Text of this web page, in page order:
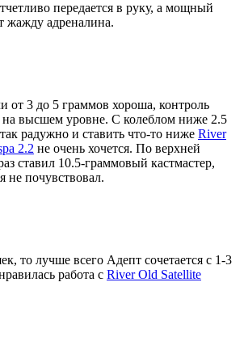
передается в руку, а мощный
жажду адреналина.
от 3 до 5 граммов хороша, контроль
высшем уровне. С колеблом ниже 2.5
радужно и ставить что-то ниже River
2.2 не очень хочется. По верхней
ставил 10.5-граммовый кастмастер,
не почувствовал.
то лучше всего Адепт сочетается с 1-3
работа с River Old Satellite